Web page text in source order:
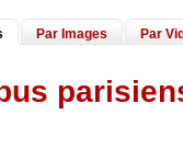
Par Images Par